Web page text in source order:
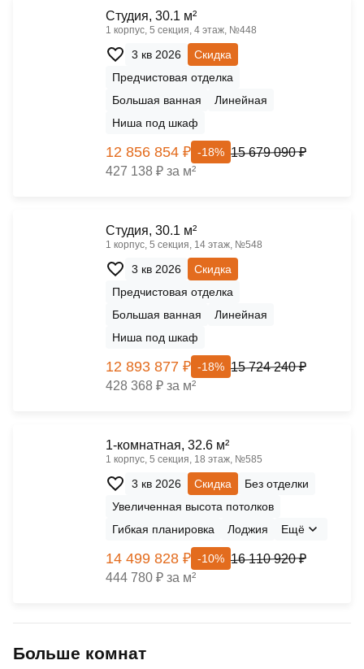
Cтудия, 30.1 м²
1 корпус, 5 секция, 4 этаж, №448
3 кв 2026
Скидка
Предчистовая отделка
Большая ванная
Линейная
Ниша под шкаф
12 856 854 ₽ -18% 15 679 090 ₽
427 138 ₽ за м²
Cтудия, 30.1 м²
1 корпус, 5 секция, 14 этаж, №548
3 кв 2026
Скидка
Предчистовая отделка
Большая ванная
Линейная
Ниша под шкаф
12 893 877 ₽ -18% 15 724 240 ₽
428 368 ₽ за м²
1-комнатная, 32.6 м²
1 корпус, 5 секция, 18 этаж, №585
3 кв 2026 Скидка
Без отделки
Увеличенная высота потолков
Гибкая планировка
Лоджия Ещё
14 499 828 ₽ -10% 16 110 920 ₽
444 780 ₽ за м²
Больше комнат